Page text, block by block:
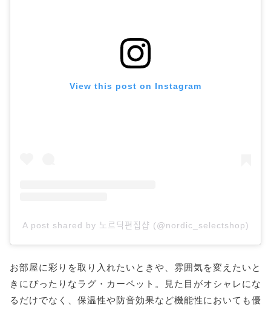
View this post on Instagram
A post shared by 노르딕편집샵 (@nordic_selectshop)
お部屋に彩りを取り入れたいときや、雰囲気を変えたいと
きにぴったりなラグ・カーペット。見た目がオシャレにな
るだけでなく、保温性や防音効果など機能性においても優